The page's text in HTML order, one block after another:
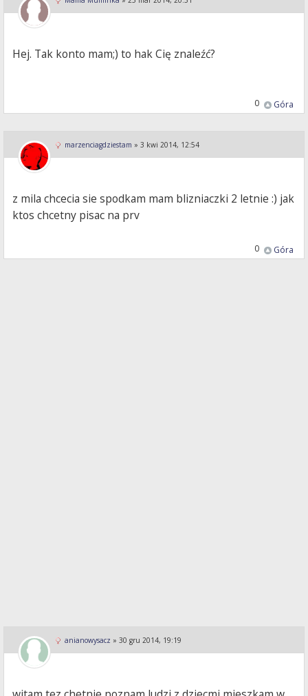
Hej. Tak konto mam;) to hak Cię znaleźć?
Góra
0
marzenciagdziestam » 3 kwi 2014, 12:54
z mila chcecia sie spodkam mam blizniaczki 2 letnie :) jak
ktos chcetny pisac na prv
Góra
0
anianowysacz » 30 gru 2014, 19:19